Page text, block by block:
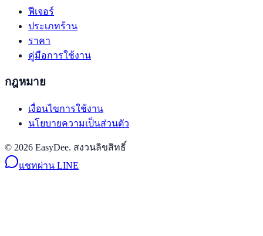
ฟีเจอร์
ประเภทร้าน
ราคา
คู่มือการใช้งาน
กฎหมาย
เงื่อนไขการใช้งาน
นโยบายความเป็นส่วนตัว
© 2026 EasyDee. สงวนลิขสิทธิ์
แชทผ่าน LINE